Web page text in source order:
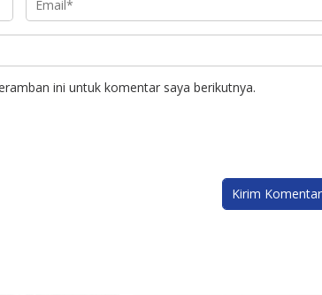
ini untuk komentar saya berikutnya.